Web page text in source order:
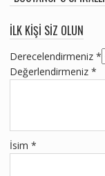
ILK KIŞI SIZ OLUN
Derecelendirmeniz *
Değerlendirmeniz *
İsim *